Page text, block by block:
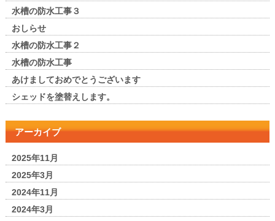
水槽の防水工事３
おしらせ
水槽の防水工事２
水槽の防水工事
あけましておめでとうございます
シェッドを塗替えします。
アーカイブ
2025年11月
2025年3月
2024年11月
2024年3月